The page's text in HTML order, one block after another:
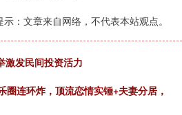
：文章来自网络，不代表本站观点。
激发民间投资活力
圈连环炸，顶流恋情实锤+夫妻分居，